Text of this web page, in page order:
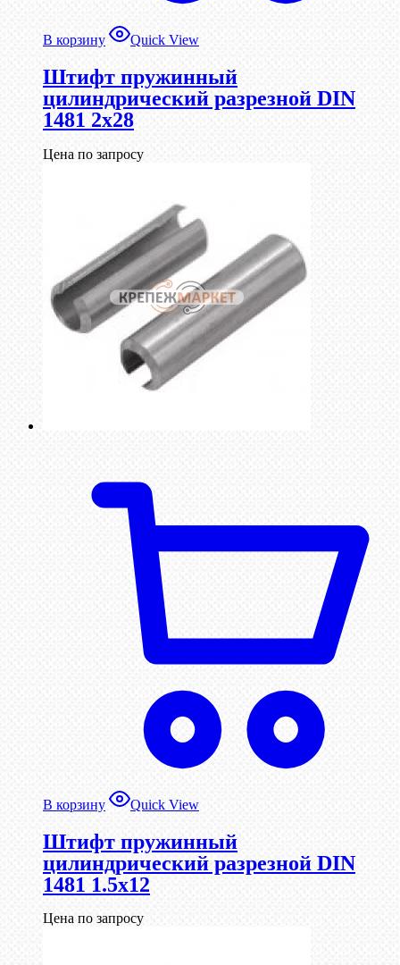
В корзину Quick View
Штифт пружинный
цилиндрический разрезной DIN
1481 2х28
Цена по запросу
В корзину Quick View
Штифт пружинный
цилиндрический разрезной DIN
1481 1.5х12
Цена по запросу